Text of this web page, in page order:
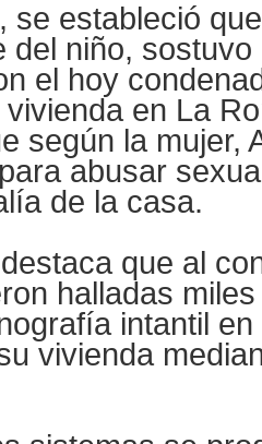
se estableció
del niño,
el hoy
en La
según la mujer,
abusar
de la casa.
que al
halladas
intantil
vivienda